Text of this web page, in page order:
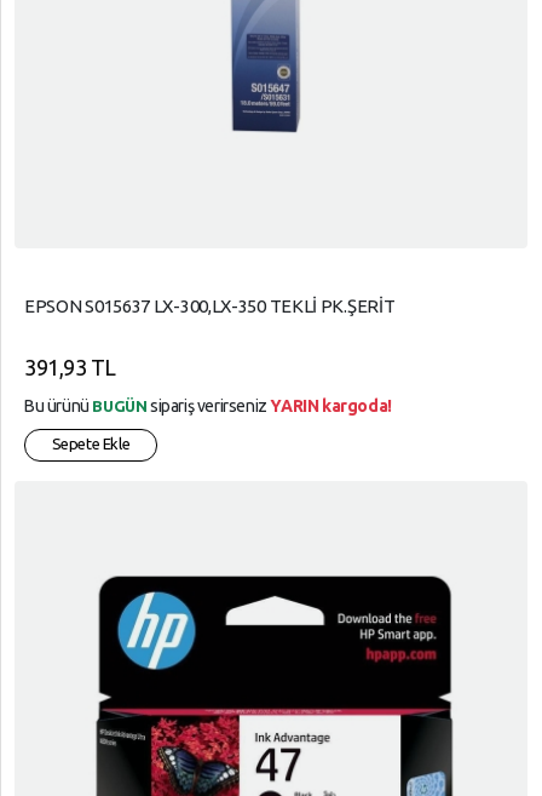
EPSON S015637 LX-300,LX-350 TEKLİ PK.ŞERİT
391,93 TL
Bu ürünü BUGÜN sipariş verirsenizYARIN kargoda!
Sepete Ekle